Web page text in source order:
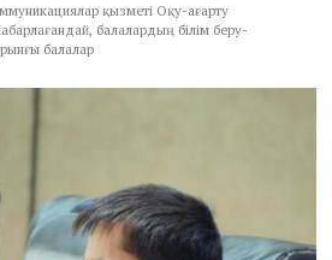
қызметі Оқу-ағарту
балалардың білім беру-
балалар